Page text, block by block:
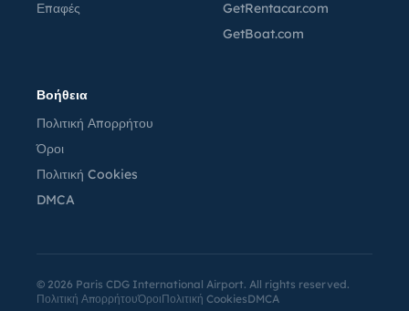
Επαφές
GetRentacar.com
GetBoat.com
Βοήθεια
Πολιτική Απορρήτου
Όροι
Πολιτική Cookies
DMCA
© 2026 Paris CDG International Airport. All rights reserved.
Πολιτική ΑπορρήτουΌροιΠολιτική CookiesDMCA